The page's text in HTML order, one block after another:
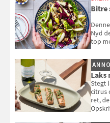
Bitre
Nyd
top
Laks
Stegt
citrus
ret,